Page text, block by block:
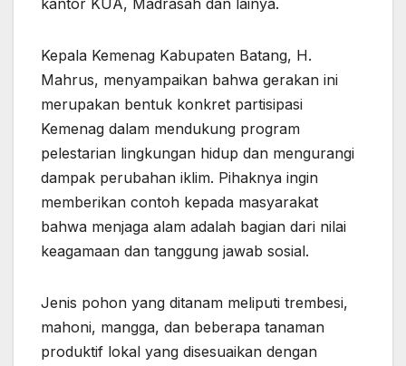
kantor KUA, Madrasah dan lainya.
Kepala Kemenag Kabupaten Batang, H.
Mahrus, menyampaikan bahwa gerakan ini
merupakan bentuk konkret partisipasi
Kemenag dalam mendukung program
pelestarian lingkungan hidup dan mengurangi
dampak perubahan iklim. Pihaknya ingin
memberikan contoh kepada masyarakat
bahwa menjaga alam adalah bagian dari nilai
keagamaan dan tanggung jawab sosial.
Jenis pohon yang ditanam meliputi trembesi,
mahoni, mangga, dan beberapa tanaman
produktif lokal yang disesuaikan dengan